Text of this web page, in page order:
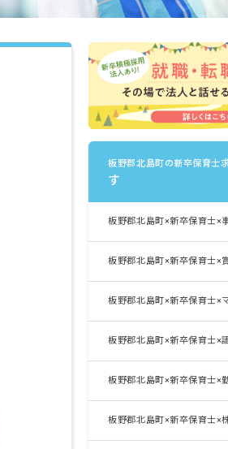
板野郡北島町の新卒保育士
す
板野郡北島町×新卒保育士×
板野郡北島町×新卒保育士×
板野郡北島町×新卒保育士×
板野郡北島町×新卒保育士×
板野郡北島町×新卒保育士×
板野郡北島町×新卒保育士×